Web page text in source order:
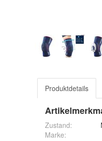
Produktdetails
Zustand:
Marke: